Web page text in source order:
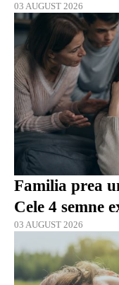
03 AUGUST 2026
Familia prea
Cele 4 semne
03 AUGUST 2026